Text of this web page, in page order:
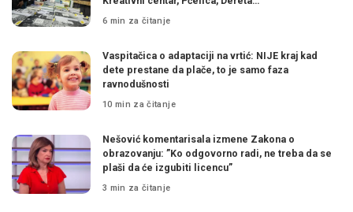
6 min za čitanje
Vaspitačica o adaptaciji na vrtić: NIJE kraj kad
dete prestane da plače, to je samo faza
ravnodušnosti
10 min za čitanje
Nešović komentarisala izmene Zakona o
obrazovanju: ”Ko odgovorno radi, ne treba da se
plaši da će izgubiti licencu”
3 min za čitanje